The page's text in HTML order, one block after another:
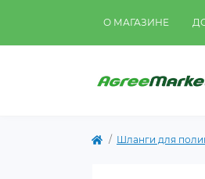
О МАГАЗИНЕ
Шланги для